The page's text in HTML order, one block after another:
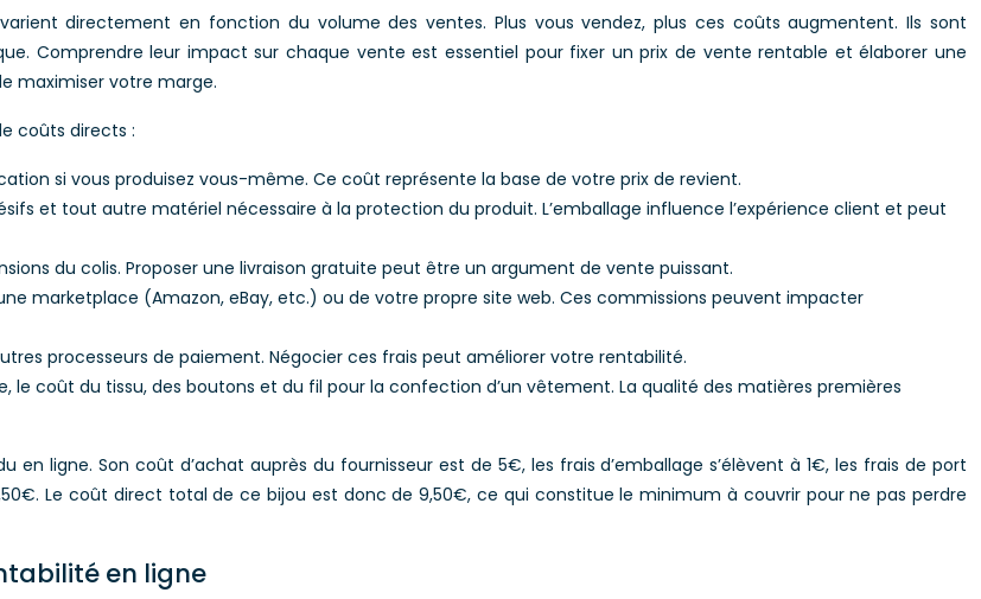
directement en fonction du volume des ventes. Plus vous vendez, plus ces coûts augmentent. Ils sont
Comprendre leur impact sur chaque vente est essentiel pour fixer un prix de vente rentable et élaborer une
maximiser votre marge.
coûts directs :
si vous produisez vous-même. Ce coût représente la base de votre prix de revient.
et tout autre matériel nécessaire à la protection du produit. L’emballage influence l’expérience client et peut
du colis. Proposer une livraison gratuite peut être un argument de vente puissant.
marketplace (Amazon, eBay, etc.) ou de votre propre site web. Ces commissions peuvent impacter
processeurs de paiement. Négocier ces frais peut améliorer votre rentabilité.
le coût du tissu, des boutons et du fil pour la confection d’un vêtement. La qualité des matières premières
en ligne. Son coût d’achat auprès du fournisseur est de 5€, les frais d’emballage s’élèvent à 1€, les frais de port
Le coût direct total de ce bijou est donc de 9,50€, ce qui constitue le minimum à couvrir pour ne pas perdre
en ligne